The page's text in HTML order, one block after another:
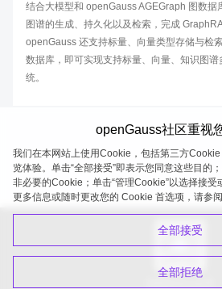
结合大模型和 openGauss AGEGraph 图数据
图谱的生成、持久化以及检索，完成
openGauss 还支持标量、向量类型存储与检
数据库，即可实现支持标量、向量、知识图
统。
openGauss 2026-08-08 20:11:02
openGauss社区重视
我们在本网站上使用Cookie，包括第三方
览体验。单击“全部接受”即表示您同意这些目的
非必要的Cookie；单击“管理Cookie”以选择接
更多信息或随时更改您的 Cookie 首选项，请参
全部接受
全部拒绝